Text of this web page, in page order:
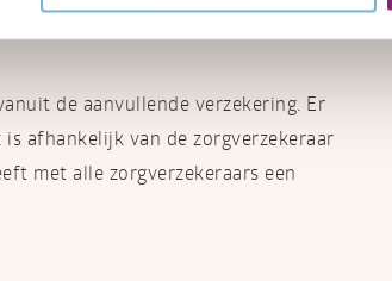
de aanvullende verzekering. Er
afhankelijk van de zorgverzekeraar
met alle zorgverzekeraars een